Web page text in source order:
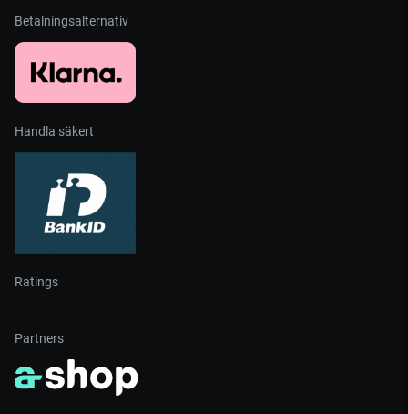
Betalningsalternativ
Handla säkert
Ratings
Partners